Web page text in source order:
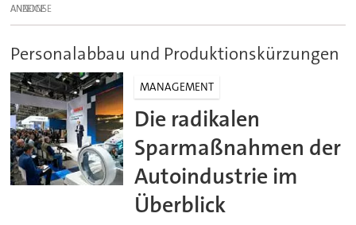
ANZEIGE
Personalabbau und Produktionskürzungen
MANAGEMENT
Die radikalen
Sparmaßnahmen der
Autoindustrie im
Überblick